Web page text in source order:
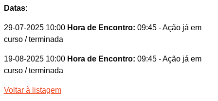
Datas:
29-07-2025 10:00 Hora de Encontro: 09:45 - Ação já em
curso / terminada
19-08-2025 10:00 Hora de Encontro: 09:45 - Ação já em
curso / terminada
Voltar à listagem